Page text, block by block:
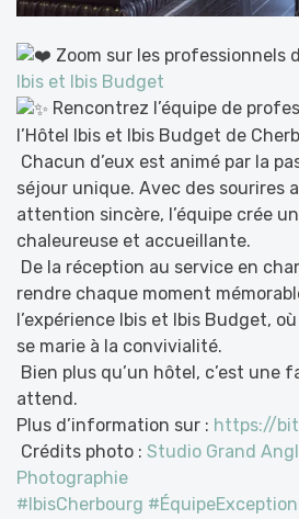
Zoom sur les professionnels
Ibis et Ibis Budget
Rencontrez l’équipe de
l’Hôtel Ibis et Ibis Budget de
Chacun d’eux est animé par la
séjour unique. Avec des sourires
attention sincère, l’équipe crée
chaleureuse et accueillante.
De la réception au service en
rendre chaque moment
l’expérience Ibis et Ibis Budget,
se marie à la convivialité.
Bien plus qu’un hôtel, c’est une
attend.
Plus d’information sur : https://
Crédits photo : Studio Grand
Photographie
#IbisCherbourg